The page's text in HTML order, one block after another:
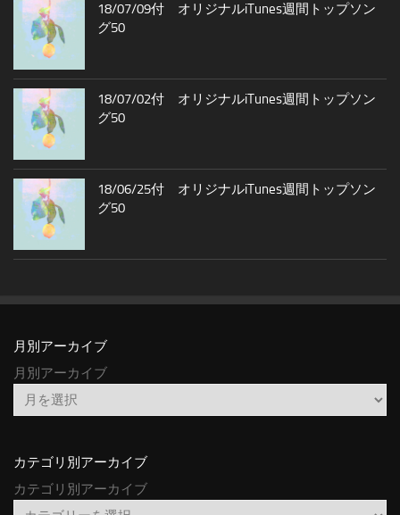
18/07/09付 オリジナルiTunes週間トップソン
グ50
18/07/02付 オリジナルiTunes週間トップソン
グ50
18/06/25付 オリジナルiTunes週間トップソン
グ50
月別アーカイブ
月別アーカイブ
カテゴリ別アーカイブ
カテゴリ別アーカイブ